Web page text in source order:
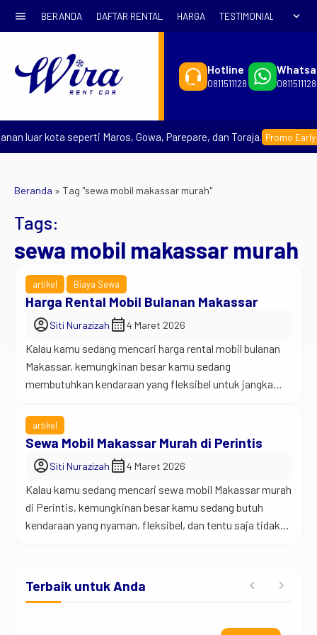
menu BERANDA DAFTAR RENTAL HARGA TESTIMONIAL expand_more
Hotline
0811511128 0811511128
luar kota seperti Maros, Gowa, Parepare, dan Toraja. Promo Early
Beranda » Tag "sewa mobil makassar murah"
Tags:
sewa mobil makassar murah
artikel Biaya Sewa
Harga Rental Mobil Bulanan Makassar
account_circleSiti Nurazizah calendar_month4 Maret 2026
Kalau kamu sedang mencari harga rental mobil bulanan
Makassar, kemungkinan besar kamu sedang
membutuhkan kendaraan yang fleksibel untuk jangka
sewaan untuk kebutuhan kerja, operasional bisnis,
proyek perusahaan, atau bahkan aktivitas pribadi.
Banyak orang bergerak dari satu tempat ke tempat lain
setiap hari. […]
artikel
Sewa Mobil Makassar Murah di Perintis
account_circleSiti Nurazizah calendar_month4 Maret 2026
Kalau kamu sedang mencari sewa mobil Makassar murah
di Perintis, kemungkinan besar kamu sedang butuh
kendaraan yang nyaman, fleksibel, dan tentu saja tidak
mobil sewaan sering menjadi pilihan yang paling masuk
akal. Makassar sendiri termasuk kota dengan aktivitas
Terbaik untuk Anda